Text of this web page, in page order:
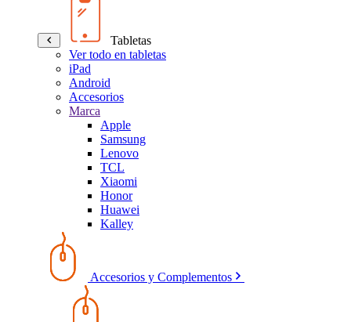
Tabletas
Ver todo en tabletas
iPad
Android
Accesorios
Marca
Apple
Samsung
Lenovo
TCL
Xiaomi
Honor
Huawei
Kalley
Accesorios y Complementos